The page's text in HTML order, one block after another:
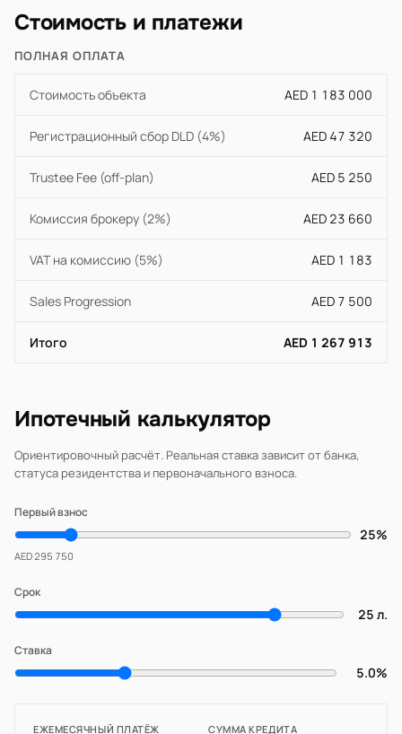
Стоимость и платежи
ПОЛНАЯ ОПЛАТА
Стоимость объекта AED 1 183 000
Регистрационный сбор DLD (4%) AED 47 320
Trustee Fee (off-plan) AED 5 250
Комиссия брокеру (2%) AED 23 660
VAT на комиссию (5%) AED 1 183
Sales Progression AED 7 500
Итого AED 1 267 913
Ипотечный калькулятор
Ориентировочный расчёт. Реальная ставка зависит от банка,
статуса резидентства и первоначального взноса.
Первый взнос
25%
AED 295 750
Срок
25 л.
Ставка
5.0%
ЕЖЕМЕСЯЧНЫЙ ПЛАТЁЖ СУММА КРЕДИТА